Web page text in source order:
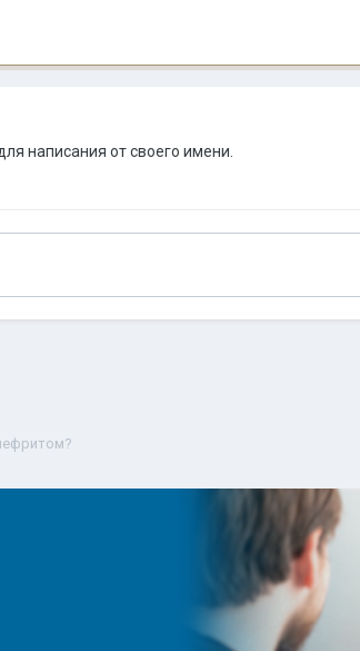
написания от своего имени.